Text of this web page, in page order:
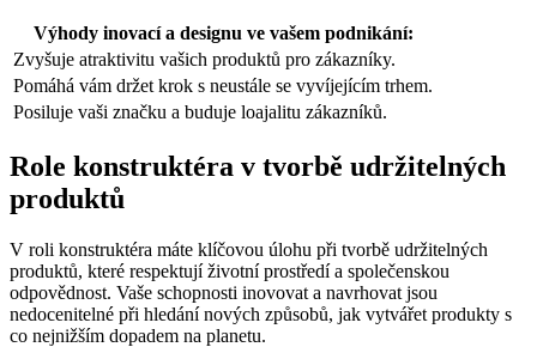
Výhody inovací a designu ve vašem podnikání:
Zvyšuje atraktivitu vašich produktů pro zákazníky.
Pomáhá vám držet krok s neustále se vyvíjejícím trhem.
Posiluje vaši značku a buduje loajalitu zákazníků.
Role konstruktéra v tvorbě udržitelných
produktů
V roli konstruktéra máte klíčovou úlohu při tvorbě udržitelných
produktů, které respektují životní prostředí a společenskou
odpovědnost. Vaše schopnosti inovovat a navrhovat jsou
nedocenitelné při hledání nových způsobů, jak vytvářet produkty s
co nejnižším dopadem na planetu.